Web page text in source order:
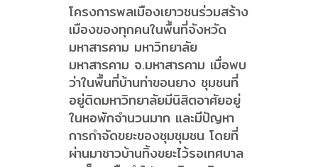
โครงการพลเมืองเยาวชนร่วมสร้าง
เมืองของทุกคนในพื้นที่จังหวัด
มหาสารคาม มหาวิทยาลัย
มหาสารคาม จ.มหาสารคาม เมื่อพบ
ว่าในพื้นที่บ้านท่าขอนยาง ชุมชนที่
อยู่ติดมหาวิทยาลัยมีนิสิตอาศัยอยู่
ในหอพักจำนวนมาก และมีปัญหา
การกำจัดขยะของชุมชุมชน โดยที่
ผ่านมาชาวบ้านทิ้งขยะไว้รอเทศบาล